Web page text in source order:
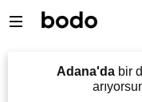
Adana'da bir